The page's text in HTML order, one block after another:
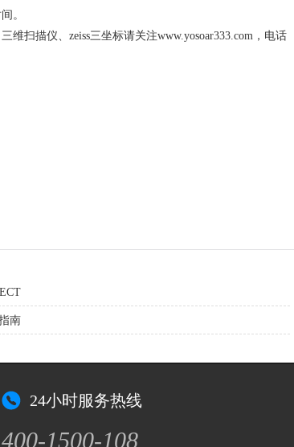
。
扫描仪、zeiss三坐标请关注www.yosoar333.com，电话
南
24小时服务热线
400-1500-108